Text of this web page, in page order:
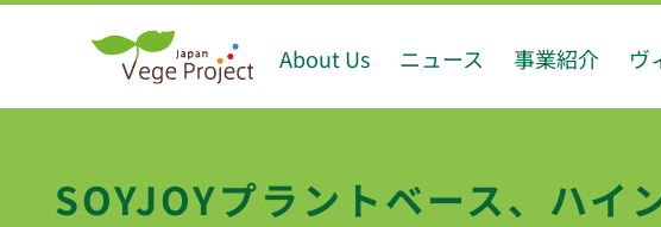
About Us ニュース 事業紹介 ヴ
SOYJOYプラントベース、ハイ